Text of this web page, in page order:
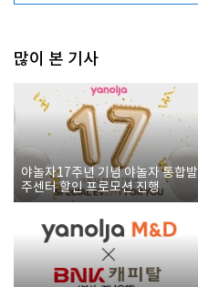
많이 본 기사
야놀자17주년 기념 야놀자 통합발
주센터 할인 프로모션 진행